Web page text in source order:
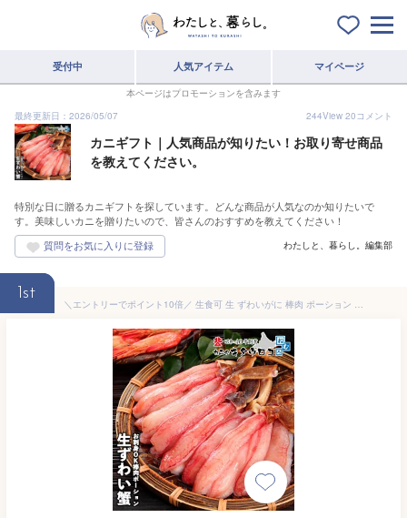
受付中 人気アイテム マイページ
本ページはプロモーションを含みます
最終更新日：2026/05/07
244View 20コメント
カニギフト｜人気商品が知りたい！お取り寄せ商品
を教えてください。
特別な日に贈るカニギフトを探しています。どんな商品が人気なのか知りたいで
す。美味しいカニを贈りたいので、皆さんのおすすめを教えてください！
わたしと、暮らし。編集部
1st
＼エントリーでポイント10倍／ 生食可 生 ずわいがに 棒肉 ポーション 蟹 フルポーション ズワイガニ 刺身 むき身 ギフト 訳あり おためし お歳暮 かに カニ 送料無料